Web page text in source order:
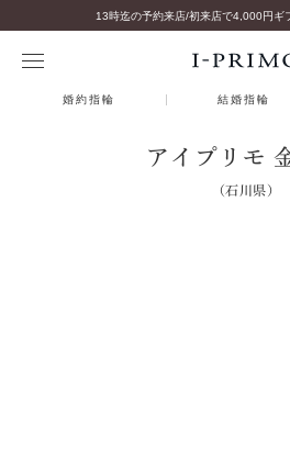
婚約指輪 結婚指輪
アイプリモ
（石川県）